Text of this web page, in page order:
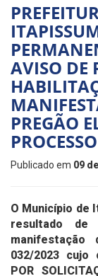
AVISO DE
PREGÃO
Publicado em 09
O Município de
resultado
032/2023 cujo
POR